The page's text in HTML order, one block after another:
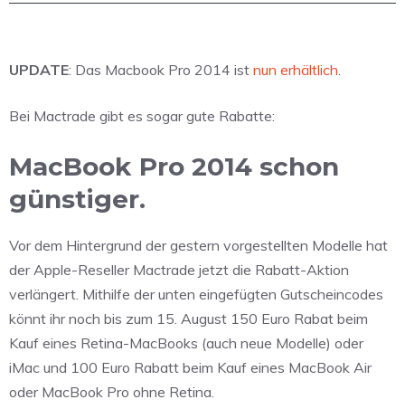
UPDATE: Das Macbook Pro 2014 ist nun erhältlich.
Bei Mactrade gibt es sogar gute Rabatte:
MacBook Pro 2014 schon
günstiger.
Vor dem Hintergrund der gestern vorgestellten Modelle hat
der Apple-Reseller Mactrade jetzt die Rabatt-Aktion
verlängert. Mithilfe der unten eingefügten Gutscheincodes
könnt ihr noch bis zum 15. August 150 Euro Rabat beim
Kauf eines Retina-MacBooks (auch neue Modelle) oder
iMac und 100 Euro Rabatt beim Kauf eines MacBook Air
oder MacBook Pro ohne Retina.